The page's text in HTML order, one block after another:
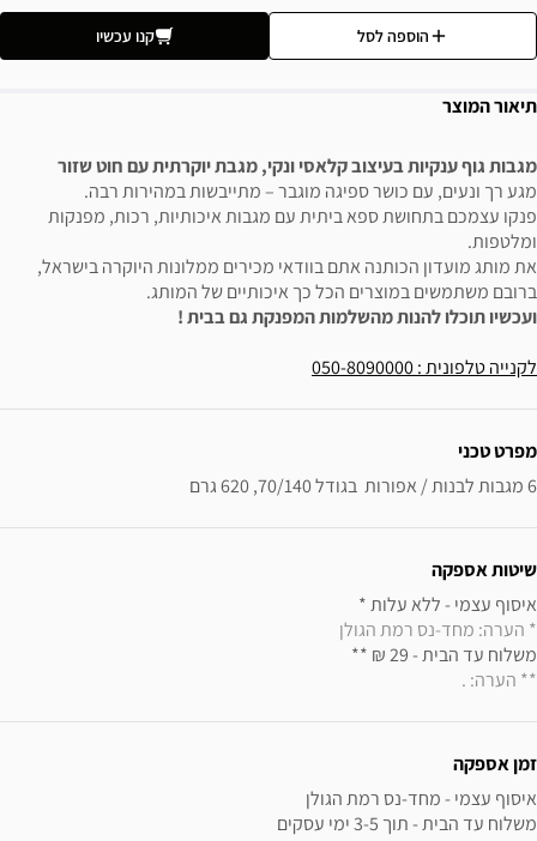
הוספה לסל קנו עכשיו
תיאור המוצר
מגבות גוף ענקיות בעיצוב קלאסי ונקי, מגבת יוקרתית עם חוט שזור
מגע רך ונעים, עם כושר ספיגה מוגבר – מתייבשות במהירות רבה.
פנקו עצמכם בתחושת ספא ביתית עם מגבות איכותיות, רכות, מפנקות
ומלטפות.
את מותג מועדון הכותנה אתם בוודאי מכירים ממלונות היוקרה בישראל,
ברובם משתמשים במוצרים הכל כך איכותיים של המותג.
ועכשיו תוכלו להנות מהשלמות המפנקת גם בבית !
לקנייה טלפונית : 050-8090000
מפרט טכני
6 מגבות לבנות / אפורות  בגודל 70/140, 620 גרם
שיטות אספקה
איסוף עצמי - ללא עלות *
* הערה: מחד-נס רמת הגולן
משלוח עד הבית - 29 ₪ **
** הערה: .
זמן אספקה
משלוח עד הבית - תוך 3-5 ימי עסקים